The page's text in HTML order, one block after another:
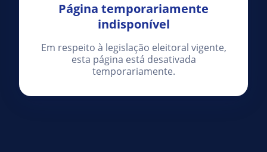
Página temporariamente
indisponível
Em respeito à legislação eleitoral vigente,
esta página está desativada
temporariamente.